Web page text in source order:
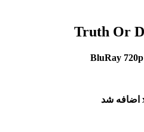
BluRay 720p